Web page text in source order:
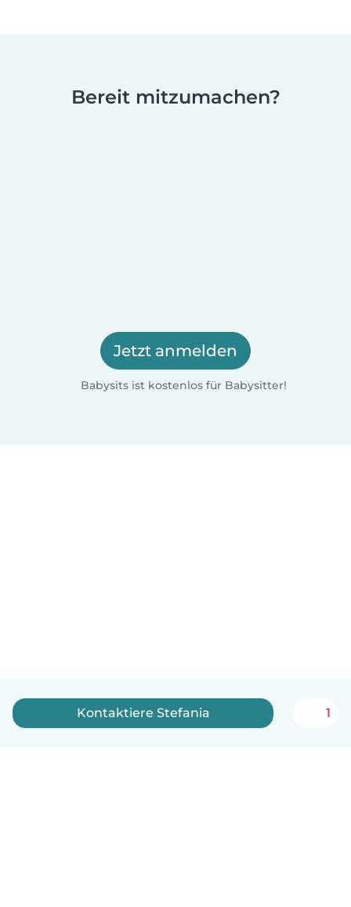
Bereit mitzumachen?
Jetzt anmelden
Babysits ist kostenlos für Babysitter!
Kontaktiere Stefania 1